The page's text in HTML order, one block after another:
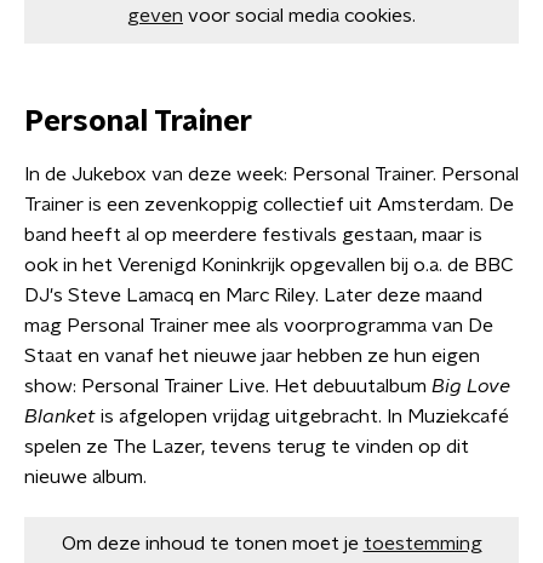
geven voor social media cookies.
Personal Trainer
In de Jukebox van deze week: Personal Trainer. Personal
Trainer is een zevenkoppig collectief uit Amsterdam. De
band heeft al op meerdere festivals gestaan, maar is
ook in het Verenigd Koninkrijk opgevallen bij o.a. de BBC
DJ's Steve Lamacq en Marc Riley. Later deze maand
mag Personal Trainer mee als voorprogramma van De
Staat en vanaf het nieuwe jaar hebben ze hun eigen
show: Personal Trainer Live. Het debuutalbum Big Love
Blanket is afgelopen vrijdag uitgebracht. In Muziekcafé
spelen ze The Lazer, tevens terug te vinden op dit
nieuwe album.
Om deze inhoud te tonen moet je toestemming